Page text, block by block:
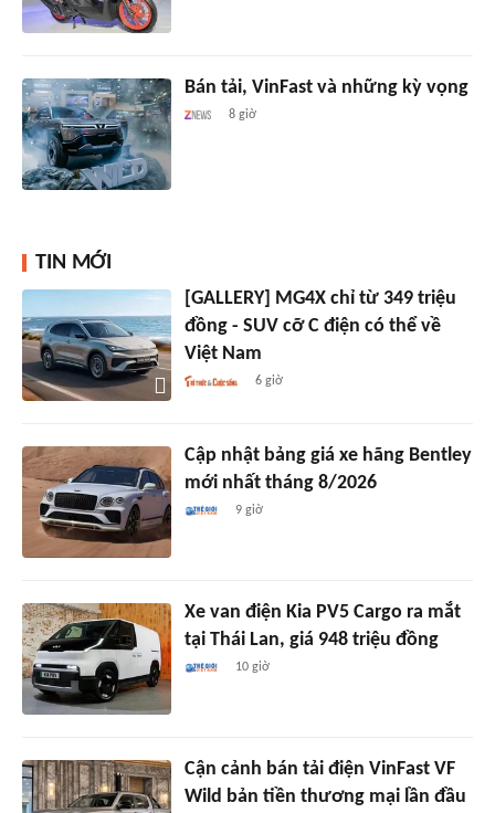
Bán tải, VinFast và những kỳ vọng
8 giờ
TIN MỚI
[GALLERY] MG4X chỉ từ 349 triệu
đồng - SUV cỡ C điện có thể về
Việt Nam
6 giờ
Cập nhật bảng giá xe hãng Bentley
mới nhất tháng 8/2026
9 giờ
Xe van điện Kia PV5 Cargo ra mắt
tại Thái Lan, giá 948 triệu đồng
10 giờ
Cận cảnh bán tải điện VinFast VF
Wild bản tiền thương mại lần đầu